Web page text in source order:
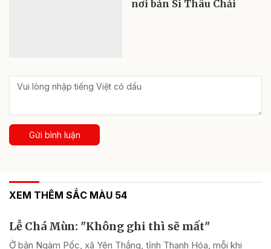
nơi bản Sì Thâu Chải
Gửi bình luận
XEM THÊM SẮC MÀU 54
Lễ Chá Mùn: "Không ghi thì sẽ mất"
Ở bản Ngàm Pốc, xã Yên Thắng, tỉnh Thanh Hóa, mỗi khi